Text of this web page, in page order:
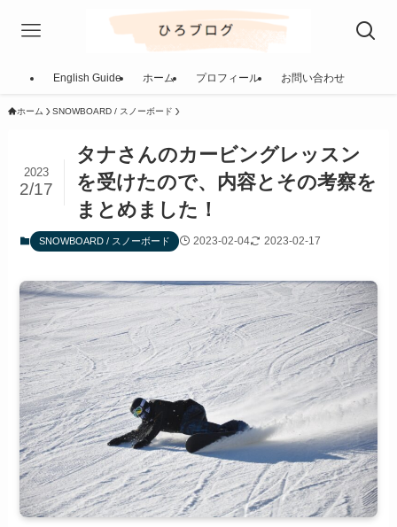
English Guide ホーム プロフィール お問い合わせ
ホーム SNOWBOARD / スノーボード
タナさんのカービングレッスン
を受けたので、内容とその考察を
まとめました！
2023
2/17
SNOWBOARD / スノーボード 2023-02-04 2023-02-17